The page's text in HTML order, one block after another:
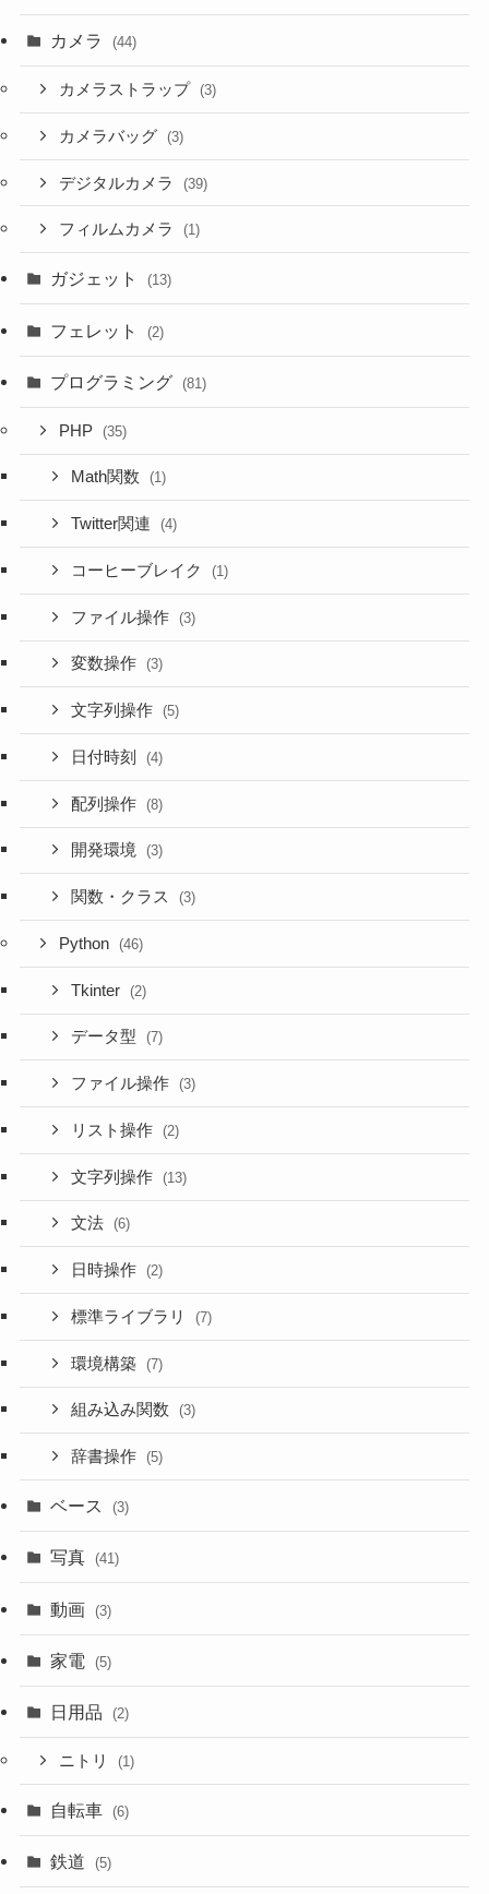
カメラ (44)
カメラストラップ (3)
カメラバッグ (3)
デジタルカメラ (39)
フィルムカメラ (1)
ガジェット (13)
フェレット (2)
プログラミング (81)
PHP (35)
Math関数 (1)
Twitter関連 (4)
コーヒーブレイク (1)
ファイル操作 (3)
変数操作 (3)
文字列操作 (5)
日付時刻 (4)
配列操作 (8)
開発環境 (3)
関数・クラス (3)
Python (46)
Tkinter (2)
データ型 (7)
ファイル操作 (3)
リスト操作 (2)
文字列操作 (13)
文法 (6)
日時操作 (2)
標準ライブラリ (7)
環境構築 (7)
組み込み関数 (3)
辞書操作 (5)
ベース (3)
写真 (41)
動画 (3)
家電 (5)
日用品 (2)
ニトリ (1)
自転車 (6)
鉄道 (5)